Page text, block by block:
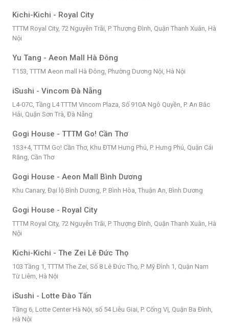
Kichi-Kichi - Royal City
TTTM Royal City, 72 Nguyễn Trãi, P. Thượng Đình, Quận Thanh Xuân, Hà
Nội
Yu Tang - Aeon Mall Hà Đông
T153, TTTM Aeon mall Hà Đông, Phường Dương Nội, Hà Nội
iSushi - Vincom Đà Nẵng
L4-07C, Tầng L4 TTTM Vincom Plaza, Số 910A Ngô Quyền, P. An Bắc
Hải, Quận Sơn Trà, Đà Nẵng
Gogi House - TTTM Go! Cần Thơ
1S3+4, TTTM Go! Cần Thơ, Khu ĐTM Hưng Phú, P. Hưng Phú, Quận Cái
Răng, Cần Thơ
Gogi House - Aeon Mall Bình Dương
Khu Canary, Đại lộ Bình Dương, P. Bình Hòa, Thuận An, Bình Dương
Gogi House - Royal City
TTTM Royal City, 72 Nguyễn Trãi, P. Thượng Đình, Quận Thanh Xuân, Hà
Nội
Kichi-Kichi - The Zei Lê Đức Thọ
103 Tầng 1, TTTM The Zei, Số 8 Lê Đức Thọ, P. Mỹ Đình 1, Quận Nam
Từ Liêm, Hà Nội
iSushi - Lotte Đào Tấn
Tầng 6, Lotte Center Hà Nội, số 54 Liễu Giai, P. Cống Vị, Quận Ba Đình,
Hà Nội